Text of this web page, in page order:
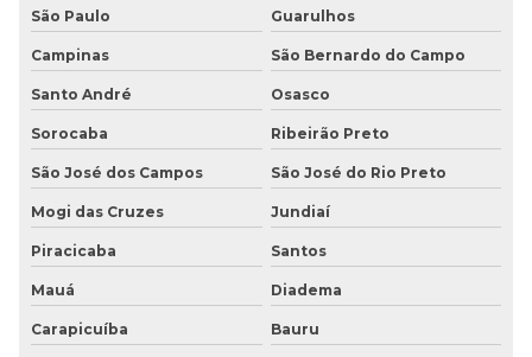
Piso de borracha preço m2
Piso de borracha preço metro
Piso de borracha vinílico
Piso para deficiente visual
Piso moeda de borracha
Piso moeda de borracha preço
São Paulo Guarulhos
Campinas São Bernardo do Campo
Santo André Osasco
Sorocaba Ribeirão Preto
São José dos Campos São José do Rio Preto
Mogi das Cruzes Jundiaí
Piracicaba Santos
Mauá Diadema
Carapicuíba Bauru